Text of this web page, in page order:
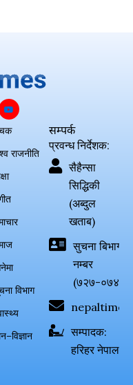
राजनीति
विभाग
सम्पर्क
प्रवन्ध निर्देशक:
सैहैन्सा
सिद्धिकी
(अब्दुल
खताब)
सुचना बिभाग
नम्बर
(७२७-०७४-
सम्पादक:
हरिहर नेपाल